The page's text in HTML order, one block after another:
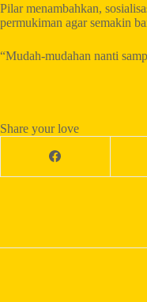
Pilar menambahkan,
permukiman agar semakin
“Mudah-mudahan nanti
Share your love